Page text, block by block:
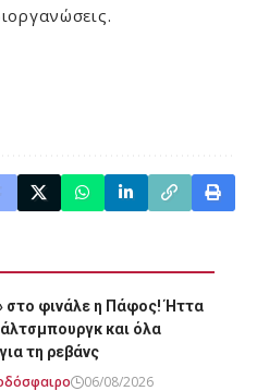
στο φινάλε η Πάφος! Ήττα
και όλα
τη ρεβάνς
06/08/2026